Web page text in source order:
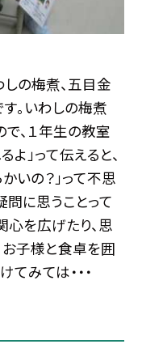
の梅煮、五目金
。いわしの梅煮
で、１年生の教室
」って伝えると、
かいの？」って不思
問に思うことって
心を広げたり、思
お子様と食卓を囲
みては・・・